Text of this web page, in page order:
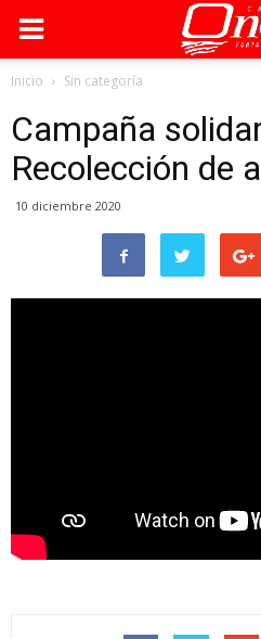
Inicio Sin categoría
Campaña
Recolección de
10 diciembre 2020